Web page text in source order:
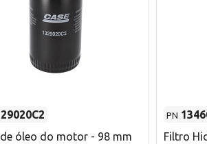
óleo do motor - 98 mm
PN
Filtro